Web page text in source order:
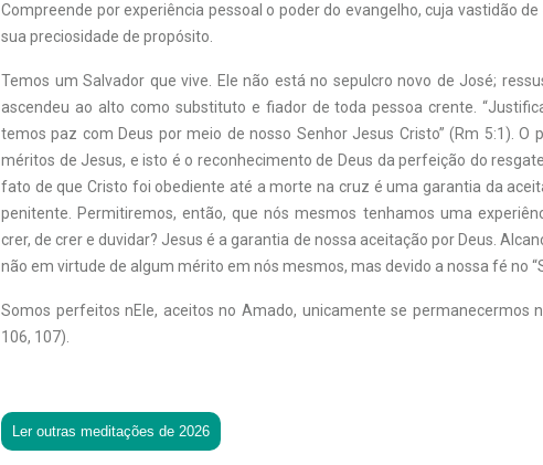
Compreende por experiência pessoal o poder do evangelho, cuja vastidão
sua preciosidade de propósito.
Temos um Salvador que vive. Ele não está no sepulcro novo de José;
ascendeu ao alto como substituto e fiador de toda pessoa crente.
temos paz com Deus por meio de nosso Senhor Jesus Cristo” (Rm 5:1). O
méritos de Jesus, e isto é o reconhecimento de Deus da perfeição do
fato de que Cristo foi obediente até a morte na cruz é uma garantia da
penitente. Permitiremos, então, que nós mesmos tenhamos uma
crer, de crer e duvidar? Jesus é a garantia de nossa aceitação por Deus.
não em virtude de algum mérito em nós mesmos, mas devido a nossa fé no
Somos perfeitos nEle, aceitos no Amado, unicamente se permanecermos
106, 107).
Ler outras meditações de 2026